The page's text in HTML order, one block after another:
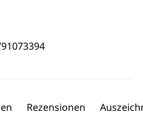
Rezensionen